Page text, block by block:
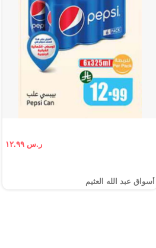
ر.س ١٢.٩٩
أسواق عبد الله العثيم